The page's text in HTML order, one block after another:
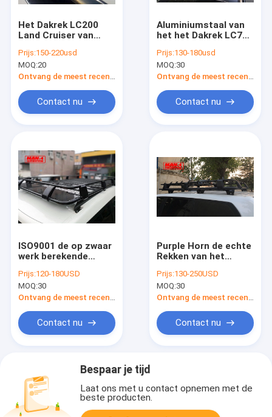
Het Dakrek LC200
Land Cruiser van
berekend TOYOTA
200 Daksporen
Prijs:150-220usd
MOQ:20
Contact nu
Aluminiumstaal van
het het Dakrek LC76
Reeksenlandcruiser
de Bagagerek
Prijs:130-180usd
MOQ:30
Contact nu
ISO9001 de op zwaar
werk berekende
het de Kruiserdak van
FJ van het Dakrek
Prijs:120-180USD
MOQ:30
Ontvang de meest recente Prijs
Contact nu
Purple Horn de echte
Rekken van het
Toyota Prado 150
Reeksen
Prijs:130-250USD
MOQ:30
Ontvang de meest recente Prijs
Contact nu
Bespaar je tijd
Laat ons met u contact opnemen met de
beste producten.